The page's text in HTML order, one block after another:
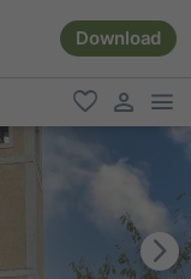
Download
favorit
user link